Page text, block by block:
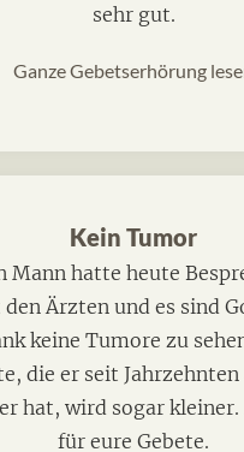
sehr gut.
Ganze Gebetserhörung
Kein Tumor
Mann hatte heute
Ärzten und es sind
keine Tumore zu
die er seit Jahrzehnten
hat, wird sogar kleiner.
für eure Gebete.